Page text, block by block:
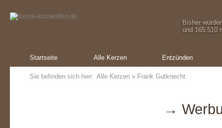
Bisher
und 165.510
Startseite Alle Kerzen Entzünden
Sie befinden sich hier: Alle Kerzen » Frank Gutknecht
→